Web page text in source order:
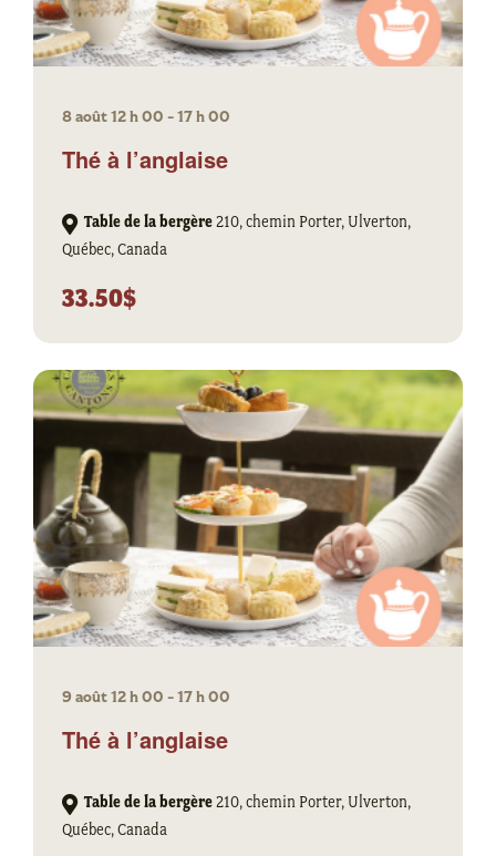
Thé à l’anglaise
8 août 12 h 00 -17 h 00
Table de la bergère210, chemin Porter, Ulverton,
Québec, Canada
33.50$
Thé à l’anglaise
9 août 12 h 00 -17 h 00
Table de la bergère210, chemin Porter, Ulverton,
Québec, Canada